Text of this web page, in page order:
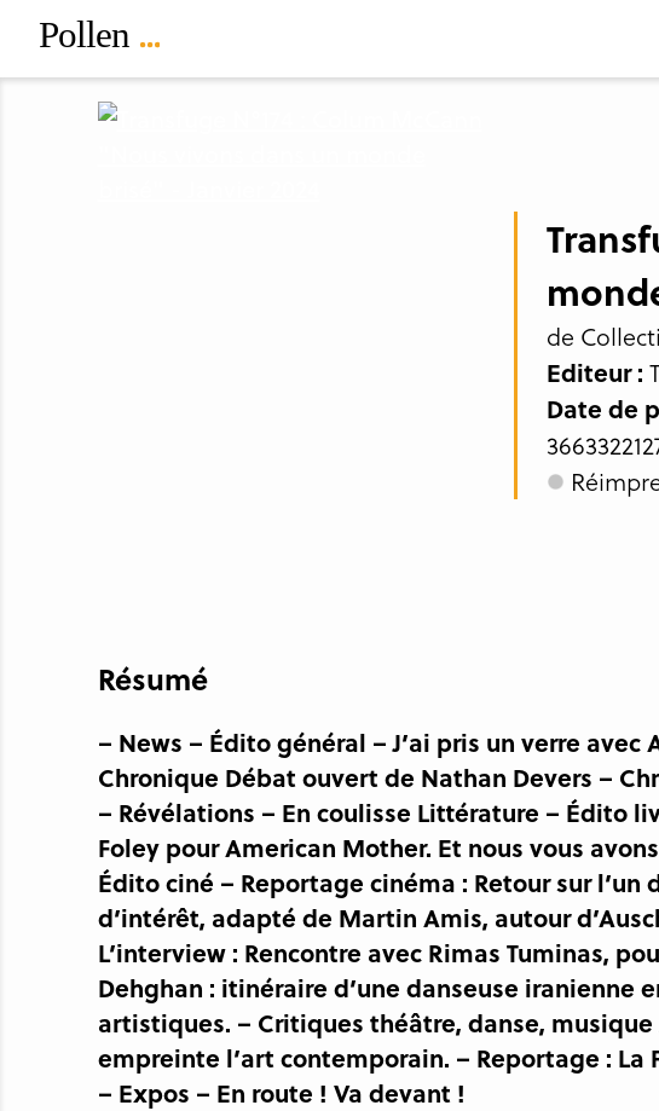
de
Editeur :
Date de
Résumé
– News – Édito général – J’ai pris un verre
Chronique Débat ouvert de Nathan Devers –
– Révélations – En coulisse Littérature – Édito
Foley pour American Mother. Et nous vous
Édito ciné – Reportage cinéma : Retour sur
d’intérêt, adapté de Martin Amis, autour
L’interview : Rencontre avec Rimas Tuminas,
Dehghan : itinéraire d’une danseuse iranienne
artistiques. – Critiques théâtre, danse,
empreinte l’art contemporain. – Reportage :
– Expos – En route ! Va devant !